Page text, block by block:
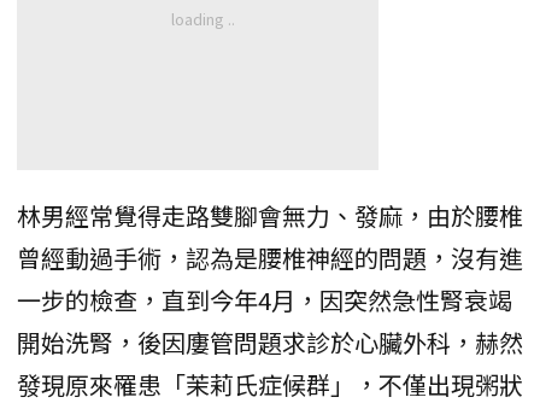
林男經常覺得走路雙腳會無力、發麻，由於腰椎
曾經動過手術，認為是腰椎神經的問題，沒有進
一步的檢查，直到今年4月，因突然急性腎衰竭
開始洗腎，後因廔管問題求診於心臟外科，赫然
發現原來罹患「茉莉氏症候群」，不僅出現粥狀